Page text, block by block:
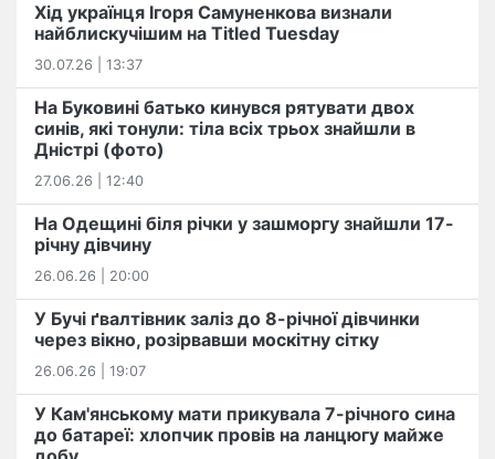
Хід українця Ігоря Самуненкова визнали
найблискучішим на Titled Tuesday
30.07.26 | 13:37
На Буковині батько кинувся рятувати двох
синів, які тонули: тіла всіх трьох знайшли в
Дністрі (фото)
27.06.26 | 12:40
На Одещині біля річки у зашморгу знайшли 17-
річну дівчину
26.06.26 | 20:00
У Бучі ґвалтівник заліз до 8-річної дівчинки
через вікно, розірвавши москітну сітку
26.06.26 | 19:07
У Кам'янському мати прикувала 7-річного сина
до батареї: хлопчик провів на ланцюгу майже